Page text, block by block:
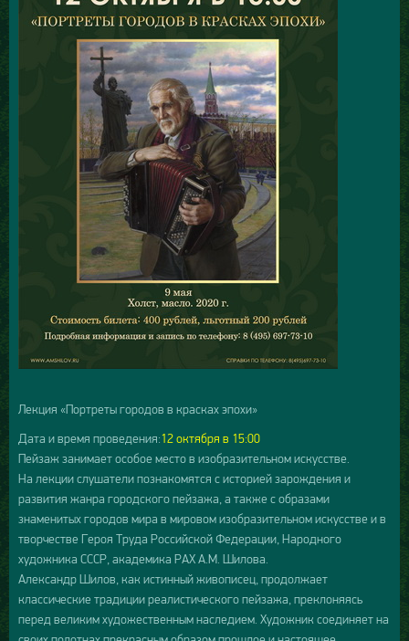
Лекция «Портреты городов в красках эпохи»
Дата и время проведения:12 октября в 15:00
Пейзаж занимает особое место в изобразительном искусстве.
На лекции слушатели познакомятся с историей зарождения и
развития жанра городского пейзажа, а также с образами
знаменитых городов мира в мировом изобразительном искусстве и в
творчестве Героя Труда Российской Федерации, Народного
художника СССР, академика РАХ А.М. Шилова.
Александр Шилов, как истинный живописец, продолжает
классические традиции реалистического пейзажа, преклоняясь
перед великим художественным наследием. Художник соединяет на